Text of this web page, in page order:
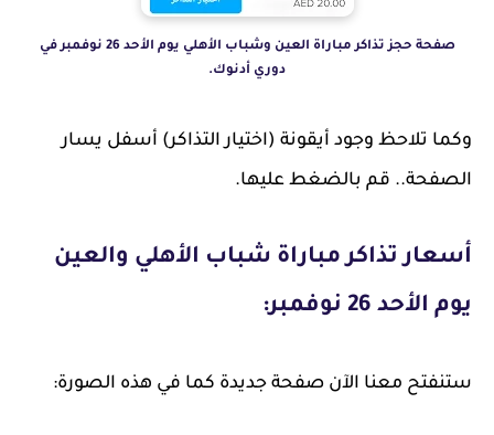
صفحة حجز تذاكر مباراة العين وشباب الأهلي يوم الأحد 26 نوفمبر في
دوري أدنوك.
وكما تلاحظ وجود أيقونة (اختيار التذاكر) أسفل يسار
الصفحة.. قم بالضغط عليها.
أسعار تذاكر مباراة شباب الأهلي والعين
يوم الأحد 26 نوفمبر:
ستنفتح معنا الآن صفحة جديدة كما في هذه الصورة: